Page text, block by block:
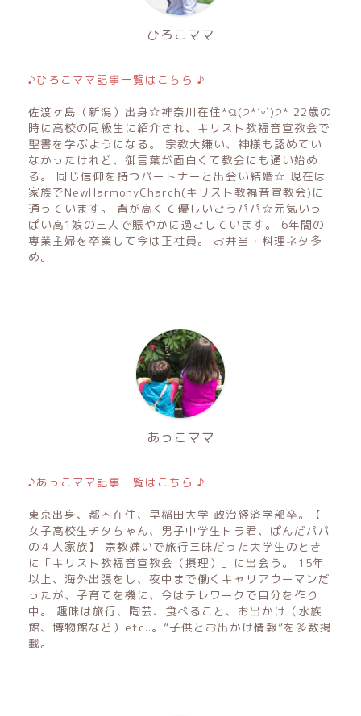
ひろこママ
♪ひろこママ記事一覧はこちら ♪
佐渡ヶ島（新潟）出身☆神奈川在住*ଘ(੭*ˊᵕˋ)੭* 22歳の
時に高校の同級生に紹介され、キリスト教福音宣教会で
聖書を学ぶようになる。 宗教大嫌い、神様も認めてい
なかったけれど、御言葉が面白くて教会にも通い始め
る。 同じ信仰を持つパートナーと出会い結婚☆ 現在は
家族でNewHarmonyCharch(キリスト教福音宣教会)に
通っています。 背が高くて優しいごうパパ☆元気いっ
ぱい高1娘の三人で賑やかに過ごしています。 6年間の
専業主婦を卒業して今は正社員。 お弁当・料理ネタ多
め。
あっこママ
♪あっこママ記事一覧はこちら ♪
東京出身、都内在住、早稲田大学 政治経済学部卒。【
女子高校生チタちゃん、男子中学生トラ君、ぱんだパパ
の４人家族】 宗教嫌いで旅行三昧だった大学生のとき
に「キリスト教福音宣教会（摂理）」に出会う。 15年
以上、海外出張をし、夜中まで働くキャリアウーマンだ
ったが、子育てを機に、今はテレワークで自分を作り
中。 趣味は旅行、陶芸、食べること、お出かけ（水族
館、博物館など）etc..。”子供とお出かけ情報”を多数掲
載。